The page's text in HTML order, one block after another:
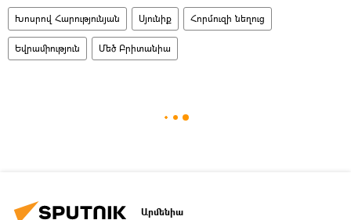
Խոսրով Հարությունյան Սյունիք Հորմուզի նեղուց
Եվրամիություն Մեծ Բրիտանիա
Արմենիա